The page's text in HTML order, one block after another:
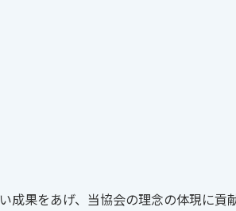
果をあげ、当協会の理念の体現に貢